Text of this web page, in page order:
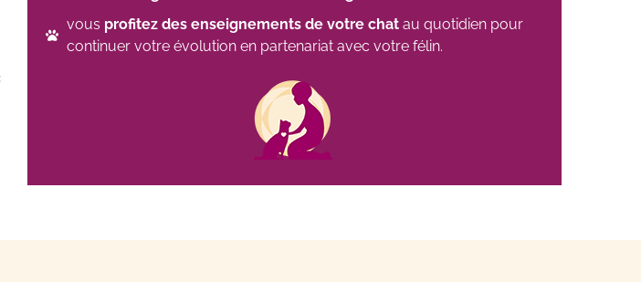
vous profitez des enseignements de votre chatau quotidien pour
continuer votre évolution en partenariat avec votre félin.